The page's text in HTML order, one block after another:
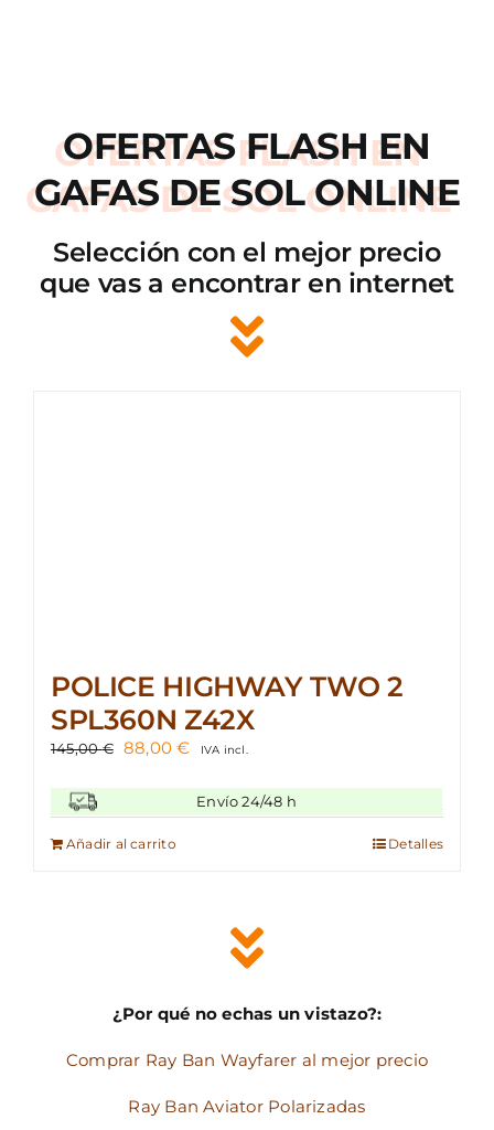
OFERTAS FLASH EN
GAFAS DE SOL ONLINE
Selección con el mejor precio
que vas a encontrar en internet
POLICE HIGHWAY TWO 2
SPL360N Z42X
145,00€ El
original
era:
145,00 €.
88,00€ El
actual
es:
IVA incl.
Envío 24/48 h
Añadir al carrito Detalles
¿Por qué no echas un vistazo?:
Comprar Ray Ban Wayfarer al mejor precio
Ray Ban Aviator Polarizadas